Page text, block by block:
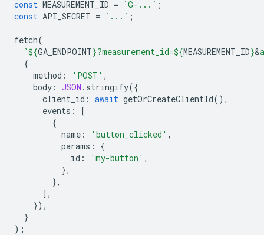
const MEASUREMENT_ID = `G-...` ;
const API_SECRET = `...` ;
fetch(
`${GA_ENDPOINT}?measurement_id=${MEASUREMENT_ID}&
{
method : 'POST' ,
body : JSON . stringify({
client_id : await getOrCreateClientId(),
events :
[
{
name : 'button_clicked' ,
params :
{
id : 'my-button' ,
},
},
],
}),
}
);